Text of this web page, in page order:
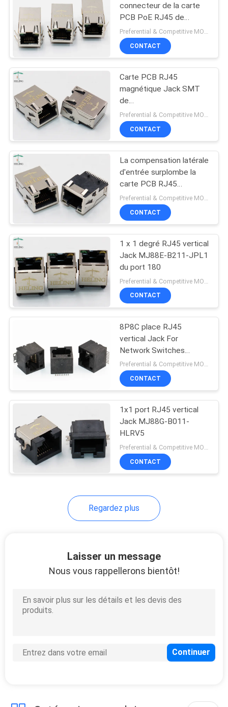
SITE
POLITIQUE
EN
MATIÈRE
PROTECTION
DE
LA
VIE
PRIVÉE
connecteur de la carte
PCB PoE RJ45 de
diviseurs avec terminal
de placage à l'or de 50
U »
Preferential & Competitive MOQ:2000
CONTACT
Carte PCB RJ45
magnétique Jack SMT
de
compensation/surplombs
avec l'entrée de côté de
doigt d'IEM
CONTACT
La compensation latérale
d'entrée surplombe la
carte PCB RJ45
magnétique Jack With
EMI Finger
CONTACT
1 x 1 degré RJ45 vertical
Jack MJ88E-B211-JPL1
du port 180
CONTACT
8P8C place RJ45
vertical Jack For
Network Switches
MJ88-B211-JPS1
Preferential & Competitive MOQ:1000
CONTACT
1x1 port RJ45 vertical
Jack MJ88G-B011-
HLRV5
Preferential & Competitive MOQ:1000
CONTACT
Regardez plus
Laisser un message
Nous vous rappellerons bientôt!